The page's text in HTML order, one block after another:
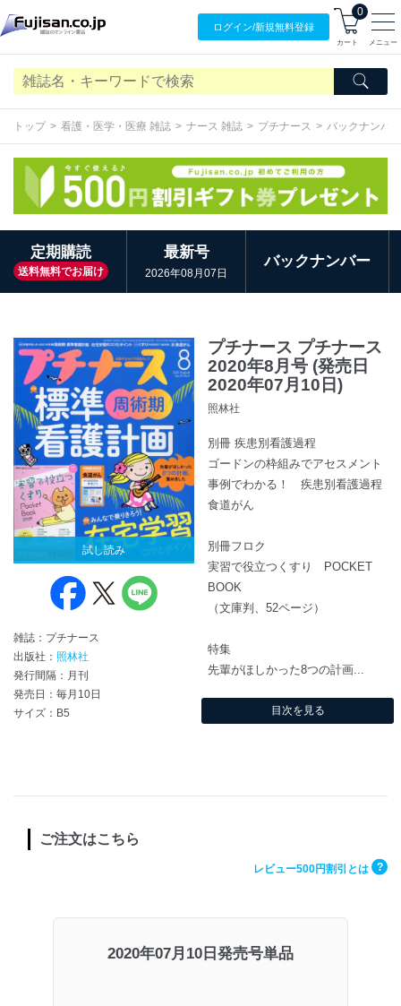
ログイン/新規無料登録
0
カート メニュー
トップ 看護・医学・医療 雑誌 ナース 雑誌 プチナース バックナンバー
定期購読
送料無料でお届け
最新号
2026年08月07日
バックナンバー
試し読み
雑誌：プチナース
出版社： 照林社
発行間隔：月刊
発売日：毎月10日
サイズ：B5
プチナース プチナース
2020年8月号 (発売日
2020年07月10日)
照林社
別冊 疾患別看護過程
ゴードンの枠組みでアセスメント
事例でわかる！ 疾患別看護過程
食道がん
別冊フロク
実習で役立つくすり POCKET
BOOK
（文庫判、52ページ）
特集
先輩がほしかった8つの計画...
目次を見る
ご注文はこちら
レビュー500円割引とは ?
2020年07月10日発売号単品